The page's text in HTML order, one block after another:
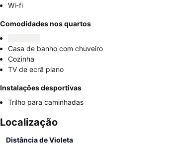
Wi-fi
Comodidades nos quartos
Casa de banho com chuveiro
Cozinha
TV de ecrã plano
Instalações desportivas
Trilho para caminhadas
Localização
Distância de Violeta